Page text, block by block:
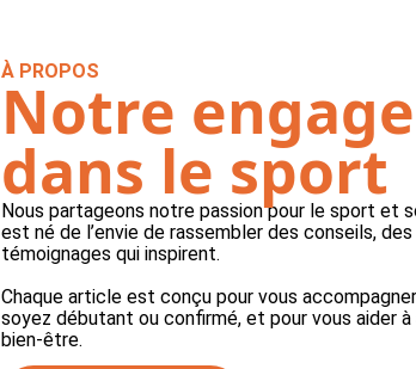
À PROPOS
Notre
dans le sport
Nous partageons notre passion pour le sport et
est né de l’envie de rassembler des conseils,
témoignages qui inspirent.
Chaque article est conçu pour vous
soyez débutant ou confirmé, et pour vous aider
bien-être.